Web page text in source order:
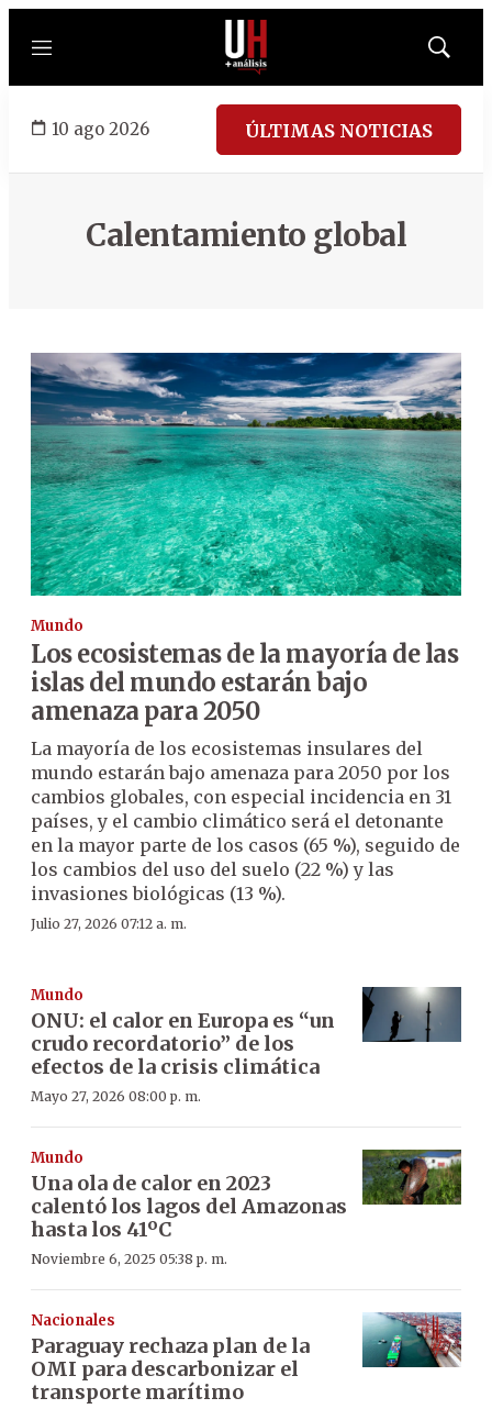
Menú
Mostrar
10 ago 2026 ÚLTIMAS NOTICIAS
Calentamiento global
Mundo
Los ecosistemas de la mayoría de las
islas del mundo estarán bajo
amenaza para 2050
La mayoría de los ecosistemas insulares del
mundo estarán bajo amenaza para 2050 por los
cambios globales, con especial incidencia en 31
países, y el cambio climático será el detonante
en la mayor parte de los casos (65 %), seguido de
los cambios del uso del suelo (22 %) y las
invasiones biológicas (13 %).
Julio 27, 2026 07:12 a. m.
Mundo
ONU: el calor en Europa es “un
crudo recordatorio” de los
efectos de la crisis climática
Mayo 27, 2026 08:00 p. m.
Mundo
Una ola de calor en 2023
calentó los lagos del Amazonas
hasta los 41ºC
Noviembre 6, 2025 05:38 p. m.
Nacionales
Paraguay rechaza plan de la
OMI para descarbonizar el
transporte marítimo